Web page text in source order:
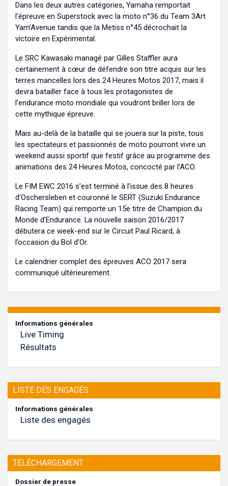
Dans les deux autres catégories, Yamaha remportait
l’épreuve en Superstock avec la moto n°36 du Team 3Art
Yam’Avenue tandis que la Metiss n°45 décrochait la
victoire en Expérimental.
Le SRC Kawasaki managé par Gilles Staffler aura
certainement à cœur de défendre son titre acquis sur les
terres mancelles lors des 24 Heures Motos 2017, mais il
devra batailler face à tous les protagonistes de
l’endurance moto mondiale qui voudront briller lors de
cette mythique épreuve.
Mais au-delà de la bataille qui se jouera sur la piste, tous
les spectateurs et passionnés de moto pourront vivre un
weekend aussi sportif que festif grâce au programme des
animations des 24 Heures Motos, concocté par l’ACO.
Le FIM EWC 2016 s’est terminé à l’issue des 8 heures
d’Oschersleben et couronné le SERT (Suzuki Endurance
Racing Team) qui remporte un 15e titre de Champion du
Monde d’Endurance. La nouvelle saison 2016/2017
débutera ce week-end sur le Circuit Paul Ricard, à
l’occasion du Bol d’Or.
Le calendrier complet des épreuves ACO 2017 sera
communiqué ultérieurement.
Informations générales
Live Timing
Résultats
LISTE DES ENGAGÉS
Informations générales
Liste des engagés
TÉLÉCHARGEMENT
Dossier de presse